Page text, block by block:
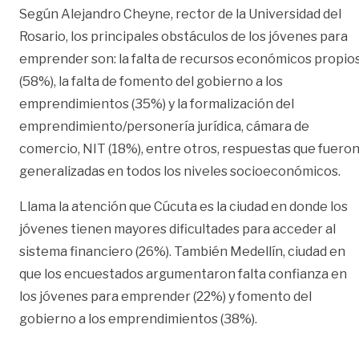
Según Alejandro Cheyne, rector de la Universidad del
Rosario, los principales obstáculos de los jóvenes para
emprender son: la falta de recursos económicos
(58%), la falta de fomento del gobierno a los
emprendimientos (35%) y la formalización del
emprendimiento/personería jurídica, cámara de
comercio, NIT (18%), entre otros, respuestas que fueron
generalizadas en todos los niveles socioeconómicos.
Llama la atención que Cúcuta es la ciudad en donde los
jóvenes tienen mayores dificultades para acceder al
sistema financiero (26%). También Medellín, ciudad en
que los encuestados argumentaron falta confianza en
los jóvenes para emprender (22%) y fomento del
gobierno a los emprendimientos (38%).